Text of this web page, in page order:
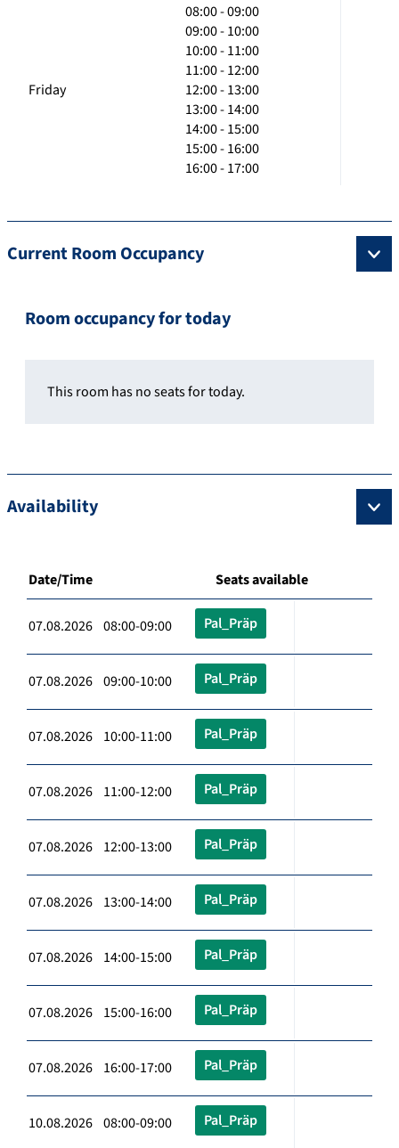
Friday
08:00 - 09:00
09:00 - 10:00
10:00 - 11:00
11:00 - 12:00
12:00 - 13:00
13:00 - 14:00
14:00 - 15:00
15:00 - 16:00
16:00 - 17:00
Current Room Occupancy
Room occupancy for today
This room has no seats for today.
Availability
Date/Time Seats available
07.08.2026 08:00-09:00 Pal_Präp
07.08.2026 09:00-10:00 Pal_Präp
07.08.2026 10:00-11:00 Pal_Präp
07.08.2026 11:00-12:00 Pal_Präp
07.08.2026 12:00-13:00 Pal_Präp
07.08.2026 13:00-14:00 Pal_Präp
07.08.2026 14:00-15:00 Pal_Präp
07.08.2026 15:00-16:00 Pal_Präp
07.08.2026 16:00-17:00 Pal_Präp
10.08.2026 08:00-09:00 Pal_Präp